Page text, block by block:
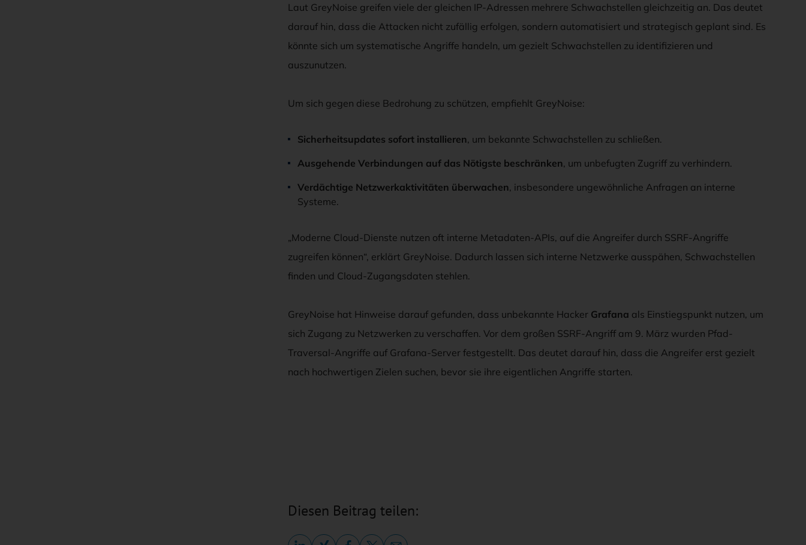
Laut GreyNoise greifen viele der gleichen IP-Adressen mehrere Schwachstellen gleichzeitig an. Das deutet
darauf hin, dass die Attacken nicht zufällig erfolgen, sondern automatisiert und strategisch geplant sind. Es
könnte sich um systematische Angriffe handeln, um gezielt Schwachstellen zu identifizieren und
auszunutzen.
Um sich gegen diese Bedrohung zu schützen, empfiehlt GreyNoise:
Sicherheitsupdates sofort installieren, um bekannte Schwachstellen zu schließen.
Ausgehende Verbindungen auf das Nötigste beschränken, um unbefugten Zugriff zu verhindern.
Verdächtige Netzwerkaktivitäten überwachen, insbesondere ungewöhnliche Anfragen an interne
Systeme.
„Moderne Cloud-Dienste nutzen oft interne Metadaten-APIs, auf die Angreifer durch SSRF-Angriffe
zugreifen können“, erklärt GreyNoise. Dadurch lassen sich interne Netzwerke ausspähen, Schwachstellen
finden und Cloud-Zugangsdaten stehlen.
GreyNoise hat Hinweise darauf gefunden, dass unbekannte Hacker Grafana als Einstiegspunkt nutzen, um
sich Zugang zu Netzwerken zu verschaffen. Vor dem großen SSRF-Angriff am 9. März wurden Pfad-
Traversal-Angriffe auf Grafana-Server festgestellt. Das deutet darauf hin, dass die Angreifer erst gezielt
nach hochwertigen Zielen suchen, bevor sie ihre eigentlichen Angriffe starten.
Diesen Beitrag teilen: